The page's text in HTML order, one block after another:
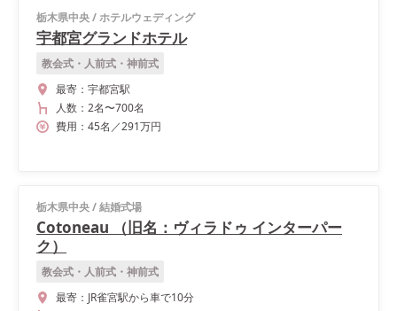
栃木県中央/ホテルウェディング
宇都宮グランドホテル
教会式・人前式・神前式
最寄： 宇都宮駅
人数： 2名〜700名
費用： 45名 ／291万円
栃木県中央/結婚式場
Cotoneau （旧名：ヴィラドゥ インターパー
ク）
教会式・人前式・神前式
最寄： JR雀宮駅から車で10分